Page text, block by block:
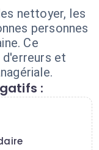
nettoyer, les
personnes
Ce
et
: